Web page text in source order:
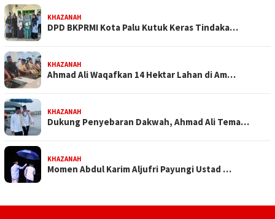
KHAZANAH
DPD BKPRMI Kota Palu Kutuk Keras Tindaka…
KHAZANAH
Ahmad Ali Waqafkan 14 Hektar Lahan di Am…
KHAZANAH
Dukung Penyebaran Dakwah, Ahmad Ali Tema…
KHAZANAH
Momen Abdul Karim Aljufri Payungi Ustad …